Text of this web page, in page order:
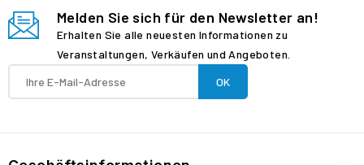
Melden Sie sich für den Newsletter an!
Erhalten Sie alle neuesten Informationen zu
Veranstaltungen, Verkäufen und Angeboten.